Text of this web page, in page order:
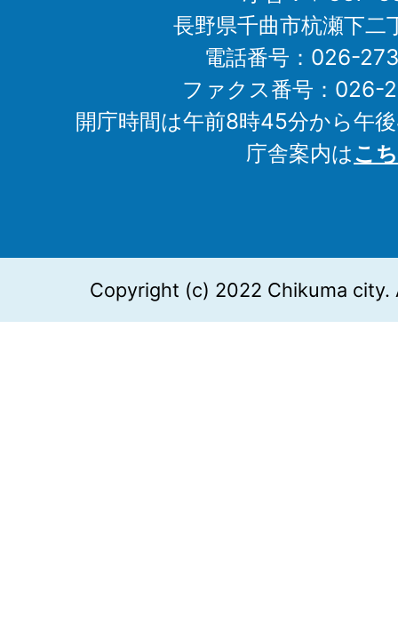
長野県千曲市杭瀬下二
電話番号：026-
ファクス番号：026-
開庁時間は午前8時45分から午
庁舎案内はこ
Copyright (c) 2022 Chikuma city.